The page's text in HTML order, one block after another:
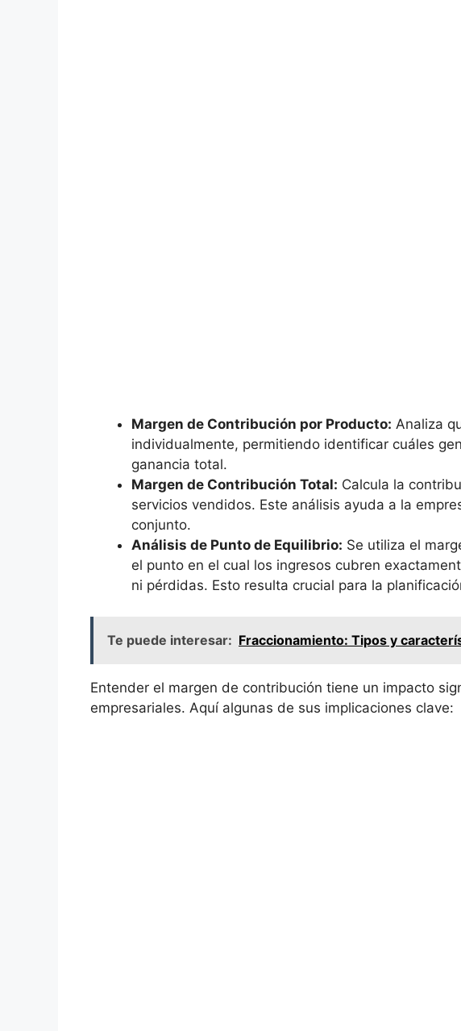
Margen de Contribución por Producto: ‌Analiza
individualmente,​ permitiendo identificar cuáles
ganancia​ total.
Margen de Contribución Total: Calcula la
servicios vendidos.‌ Este‌ análisis ayuda a la
conjunto.
Análisis de Punto de Equilibrio: Se utiliza el
⁣el punto en ⁤el cual ‌los ingresos cubren​
ni pérdidas. Esto resulta crucial para la
Te puede interesar: Fraccionamiento: Tipos y
Entender el margen de contribución tiene un impacto
empresariales. Aquí algunas de sus ⁢implicaciones clave: